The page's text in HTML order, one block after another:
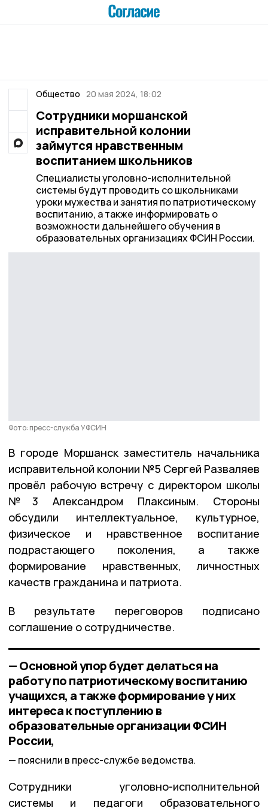
Общество 20 мая 2024, 18:02
Сотрудники моршанской
исправительной колонии
займутся нравственным
воспитанием школьников
Специалисты уголовно-исполнительной
системы будут проводить со школьниками
уроки мужества и занятия по патриотическому
воспитанию, а также информировать о
возможности дальнейшего обучения в
образовательных организациях ФСИН России.
Фото: пресс-служба УФСИН
В городе Моршанск заместитель начальника
исправительной колонии №5 Сергей Разваляев
провёл рабочую встречу с директором школы
№3 Александром Плаксиным. Стороны
обсудили интеллектуальное, культурное,
физическое и нравственное воспитание
подрастающего поколения, а также
формирование нравственных, личностных
качеств гражданина и патриота.
В результате переговоров подписано
соглашение о сотрудничестве.
— Основной упор будет делаться на
работу по патриотическому воспитанию
учащихся, а также формирование у них
интереса к поступлению в
образовательные организации ФСИН
России,
пояснили в пресс-службе ведомства.
Сотрудники уголовно-исполнительной
системы и педагоги образовательного